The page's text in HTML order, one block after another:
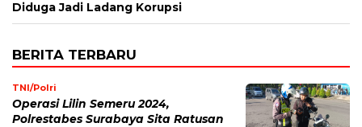
Diduga Jadi Ladang Korupsi
BERITA TERBARU
TNI/Polri
Operasi Lilin Semeru 2024,
Polrestabes Surabaya Sita Ratusan